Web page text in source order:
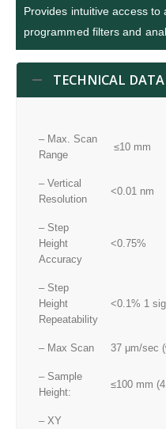
Provides intuitive access
programmed filters and
TECHNICAL DATA
– Max. Scan
Range
≤10 mm
– Vertical
Resolution
<0.01 nm
– Step
Height
Accuracy
<0.75%
– Step
Height
Repeatability
<0.1% 1
– Max Scan 37 μm/sec
– Sample
Height:
≤100 mm
– XY